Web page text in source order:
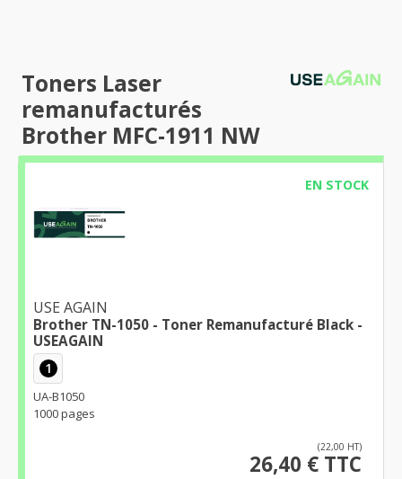
Toners Laser
remanufacturés
Brother MFC-1911 NW
EN STOCK
USE AGAIN
Brother TN-1050 - Toner Remanufacturé Black -
USEAGAIN
1
UA-B1050
1000 pages
(22,00 HT)
26,40 € TTC